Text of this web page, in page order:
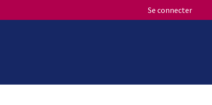
Se connecter